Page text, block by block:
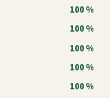
100 %
100 %
100 %
100 %
100 %